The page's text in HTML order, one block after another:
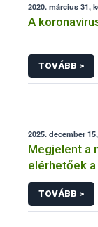
2020. március 31,
A
TOVÁBB >
2025. december
Megjelent a
elérhetőek
értékesített
TOVÁBB >